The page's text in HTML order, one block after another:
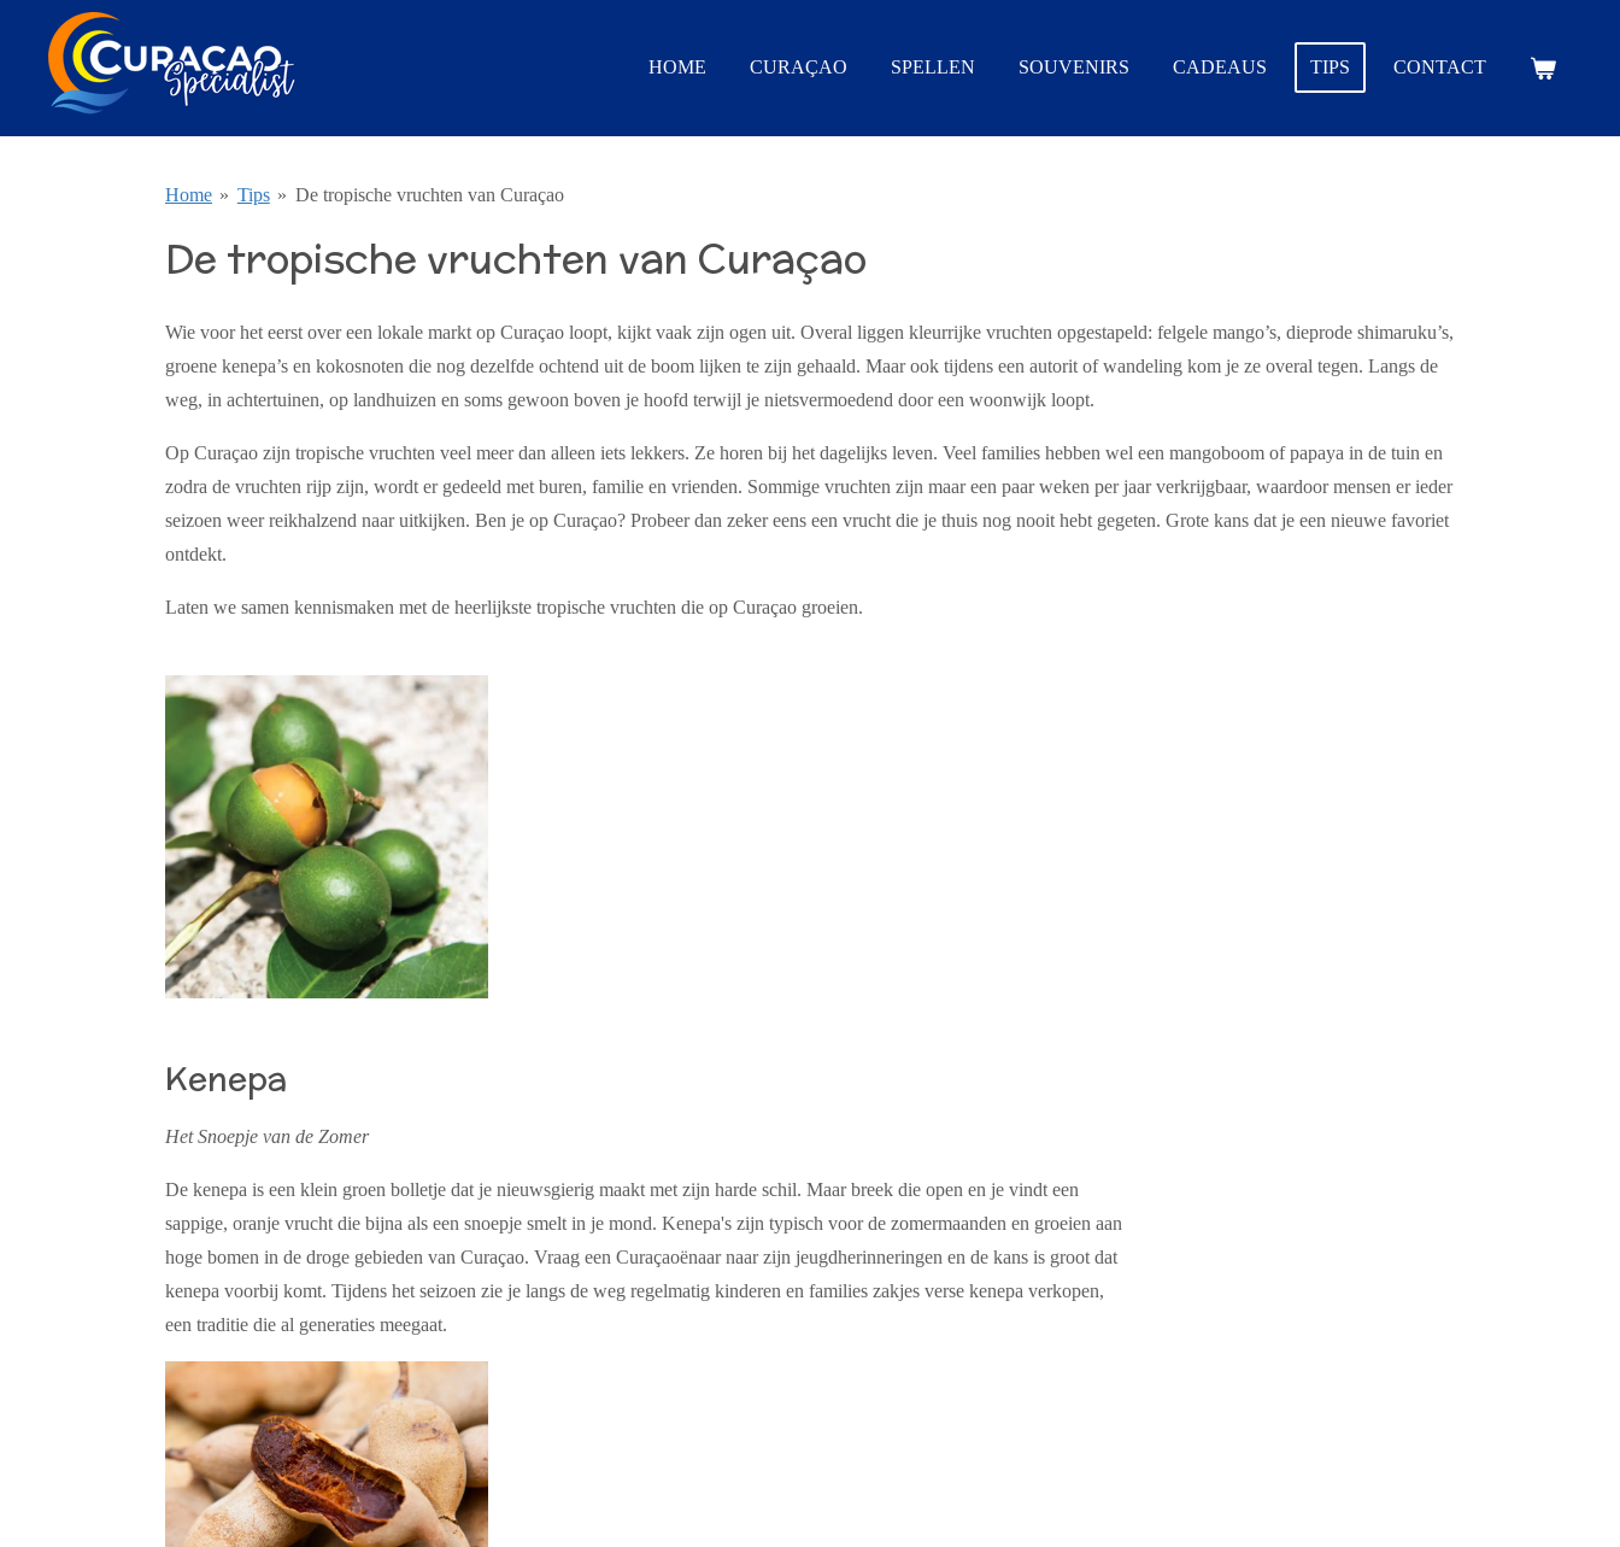
direct
HOME CURAÇAO SPELLEN SOUVENIRS CADEAUS TIPS CONTACT
Home » Tips » De tropische vruchten van Curaçao
De tropische vruchten van Curaçao
Wie voor het eerst over een lokale markt op Curaçao loopt, kijkt vaak zijn ogen uit. Overal liggen kleurrijke vruchten opgestapeld: felgele mango’s, dieprode shimaruku’s,
groene kenepa’s en kokosnoten die nog dezelfde ochtend uit de boom lijken te zijn gehaald. Maar ook tijdens een autorit of wandeling kom je ze overal tegen. Langs de
weg, in achtertuinen, op landhuizen en soms gewoon boven je hoofd terwijl je nietsvermoedend door een woonwijk loopt.
Op Curaçao zijn tropische vruchten veel meer dan alleen iets lekkers. Ze horen bij het dagelijks leven. Veel families hebben wel een mangoboom of papaya in de tuin en
zodra de vruchten rijp zijn, wordt er gedeeld met buren, familie en vrienden. Sommige vruchten zijn maar een paar weken per jaar verkrijgbaar, waardoor mensen er ieder
seizoen weer reikhalzend naar uitkijken. Ben je op Curaçao? Probeer dan zeker eens een vrucht die je thuis nog nooit hebt gegeten. Grote kans dat je een nieuwe favoriet
ontdekt.
Laten we samen kennismaken met de heerlijkste tropische vruchten die op Curaçao groeien.
Kenepa
Het Snoepje van de Zomer
De kenepa is een klein groen bolletje dat je nieuwsgierig maakt met zijn harde schil. Maar breek die open en je vindt een
sappige, oranje vrucht die bijna als een snoepje smelt in je mond. Kenepa's zijn typisch voor de zomermaanden en groeien aan
hoge bomen in de droge gebieden van Curaçao. Vraag een Curaçaoënaar naar zijn jeugdherinneringen en de kans is groot dat
kenepa voorbij komt. Tijdens het seizoen zie je langs de weg regelmatig kinderen en families zakjes verse kenepa verkopen,
een traditie die al generaties meegaat.